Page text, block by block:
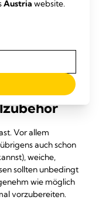
aus der Nachtruhe
Baby den
kennen.
Vor allem
auch schon
weiche,
sollten unbedingt
wie möglich
vorzubereiten.
Austria website.